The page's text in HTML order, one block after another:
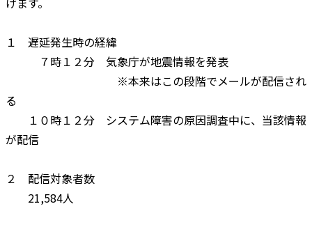
１ 遅延発生時の経緯
７時１２分 気象庁が地震情報を発表
※本来はこの段階でメールが配信され
る
１０時１２分 システム障害の原因調査中に、当該情報
が配信
２ 配信対象者数
21,584人